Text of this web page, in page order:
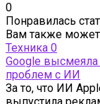
0
Понравилась
Вам также
Техника 0
Google
проблем с ИИ
За то, что ИИ